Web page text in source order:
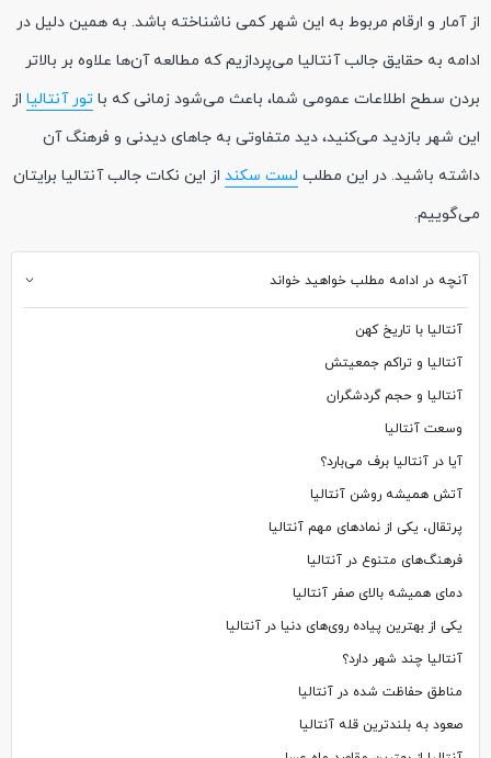
از آمار و ارقام مربوط به این شهر کمی ناشناخته باشد. به همین دلیل در
ادامه به حقایق جالب آنتالیا می‌پردازیم که مطالعه آن‌ها علاوه بر بالاتر
بردن سطح اطلاعات عمومی شما، باعث می‌شود زمانی که با تور آنتالیا از
این شهر بازدید می‌کنید، دید متفاوتی به جاهای دیدنی و فرهنگ آن
داشته باشید. در این مطلب لست سکند از این نکات جالب آنتالیا برایتان
می‌گوییم.
آنچه در ادامه مطلب خواهید خواند
آنتالیا با تاریخ کهن
آنتالیا و تراکم جمعیتش
آنتالیا و حجم گردشگران
وسعت آنتالیا
آیا در آنتالیا برف می‌بارد؟
آتش همیشه روشن آنتالیا
پرتقال، یکی از نمادهای مهم آنتالیا
فرهنگ‌های متنوع در آنتالیا
دمای همیشه بالای صفر آنتالیا
یکی از بهترین پیاده روی‌های دنیا در آنتالیا
آنتالیا چند شهر دارد؟
مناطق حفاظت شده در آنتالیا
صعود به بلندترین قله آنتالیا